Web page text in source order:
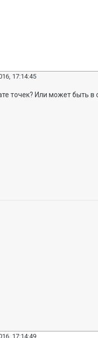
17:14:45
точек? Или может быть
17:14:49